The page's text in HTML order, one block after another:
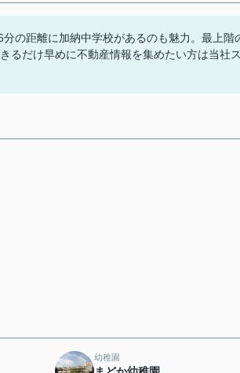
の距離に加納中学校があるのも魅力。最上階
るだけ早めに不動産情報を集めたい方は当社
幼稚園